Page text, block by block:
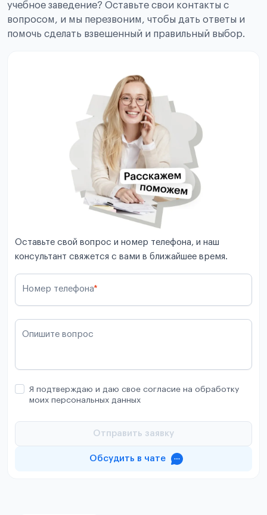
учебное заведение? Оставьте свои контакты с
вопросом, и мы перезвоним, чтобы дать ответы и
помочь сделать взвешенный и правильный выбор.
Оставьте свой вопрос и номер телефона, и наш
консультант свяжется с вами в ближайшее время.
Номер телефона*
Опишите вопрос
Я подтверждаю и даю свое согласие на обработку
моих персональных данных
Отправить заявку
Обсудить в чате